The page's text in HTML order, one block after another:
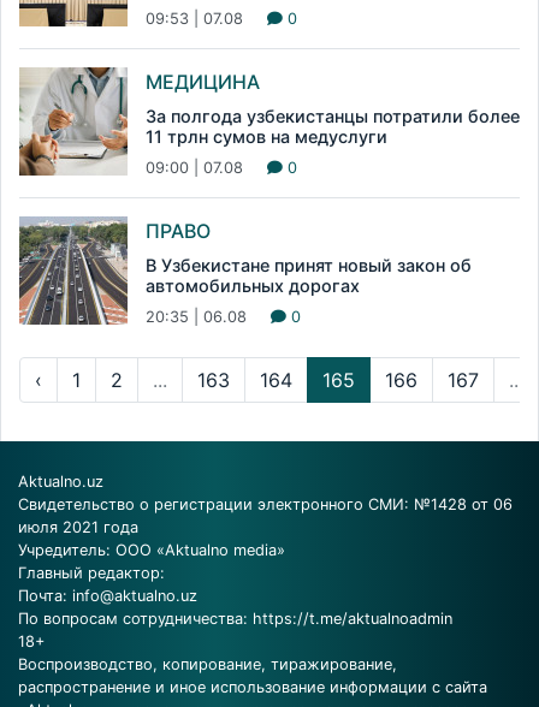
09:53 | 07.08 0
МЕДИЦИНА
За полгода узбекистанцы потратили более
11 трлн сумов на медуслуги
09:00 | 07.08 0
ПРАВО
В Узбекистане принят новый закон об
автомобильных дорогах
20:35 | 06.08 0
‹ 1 2 ... 163 164 165 166 167 ...
Aktualno.uz
Свидетельство о регистрации электронного СМИ: №1428 от 06
июля 2021 года
Учредитель: ООО «Aktualno media»
Главный редактор:
Почта: info@aktualno.uz
По вопросам сотрудничества: https://t.me/aktualnoadmin
18+
Воспроизводство, копирование, тиражирование,
распространение и иное использование информации с сайта